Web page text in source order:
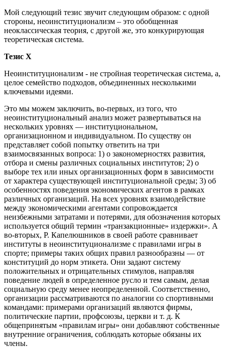
Мой следующий тезис звучит следующим образом: с одной
стороны, неоинституционализм – это обобщенная
неоклассическая теория, с другой же, это конкурирующая
теоретическая система.
Тезис X
Неоинституционализм - не стройная теоретическая система, а,
целое семейство подходов, объединенных несколькими
ключевыми идеями.
Это мы можем заключить, во-первых, из того, что
неоинституциональный анализ может развертываться на
нескольких уровнях — институциональном,
организационном и индивидуальном. По существу он
представляет собой попытку ответить на три
взаимосвязанных вопроса: 1) о закономерностях развития,
отбора и смены различных социальных институтов; 2) о
выборе тех или иных организационных форм в зависимости
от характера существующей институциональной среды; 3) об
особенностях поведения экономических агентов в рамках
различных организаций. На всех уровнях взаимодействие
между экономическими агентами сопровождается
неизбежными затратами и потерями, для обозначения которых
используется общий термин «транзакционные» издержки». А
во-вторых, Р. Капелюшников в своей работе сравнивает
институты в неоинституционализме с правилами игры в
спорте; примеры таких общих правил разнообразны — от
конституций до норм этикета. Они задают систему
положительных и отрицательных стимулов, направляя
поведение людей в определенное русло и тем самым, делая
социальную среду менее неопределенной. Соответственно,
организации рассматриваются по аналогии со спортивными
командами: примерами организаций являются фирмы,
политические партии, профсоюзы, церкви и т. д. К
общепринятым «правилам игры» они добавляют собственные
внутренние ограничения, соблюдать которые обязаны их
члены.